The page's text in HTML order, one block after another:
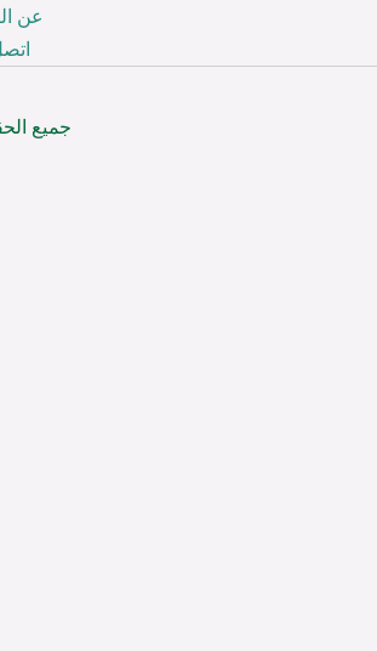
عن
جميع الحقوق